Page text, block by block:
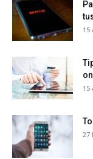
15
15
27